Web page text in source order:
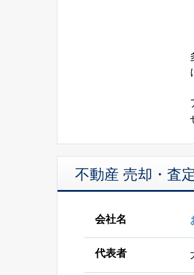
不動産 売却・査
会社名
代表者